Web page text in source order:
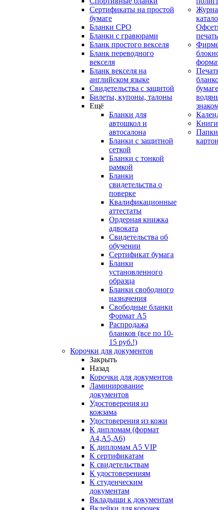
Cертификаты на простой
бумаге
Бланки СРО
Бланки с гравюрами
Бланк простого векселя
Бланк переводного
векселя
Бланк векселя на
английском языке
Свидетельства с защитой
Билеты, купоны, талоны
Ещё
Бланки для
автошкол и
автосалона
Бланки с защитной
сеткой
Бланки с тонкой
рамкой
Бланки
свидетельства о
поверке
Квалификационные
аттестаты
Ордерная книжка
адвоката
Свидетельства об
обучении
Сертификат бумага
Бланки
установленного
образца
Бланки свободного
назначения
Свободные бланки
Формат А5
Распродажа
бланков (все по 10-
15 руб.!)
Корочки для документов
Закрыть
Назад
Корочки для документов
Ламинирование
документов
Удостоверения из
кожзама
Удостоверения из кожи
К дипломам (формат
А4,А5,А6)
К дипломам А5 VIP
К сертификатам
К свидетельствам
К удостоверениям
К студенческим
документам
Вкладыши к документам
Вклейки для корочек
печать
Книги
Папки